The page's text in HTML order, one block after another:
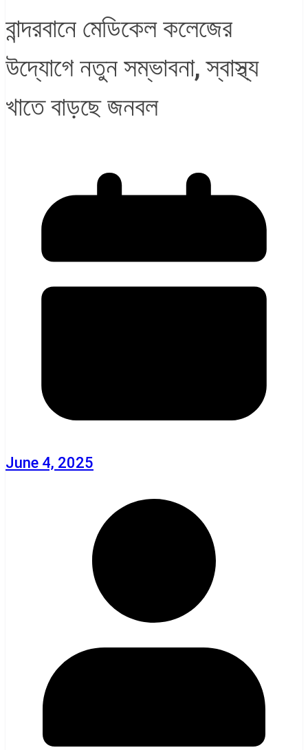
বান্দরবানে মেডিকেল কলেজের
উদ্যোগে নতুন সম্ভাবনা, স্বাস্থ্য
খাতে বাড়ছে জনবল
June 4, 2025